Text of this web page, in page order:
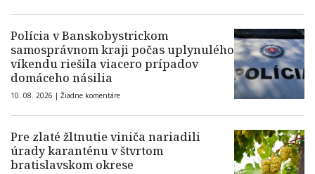
Polícia v Banskobystrickom
samosprávnom kraji počas uplynulého
víkendu riešila viacero prípadov
domáceho násilia
10. 08. 2026 | Žiadne komentáre
Pre zlaté žltnutie viniča nariadili
úrady karanténu v štvrtom
bratislavskom okrese